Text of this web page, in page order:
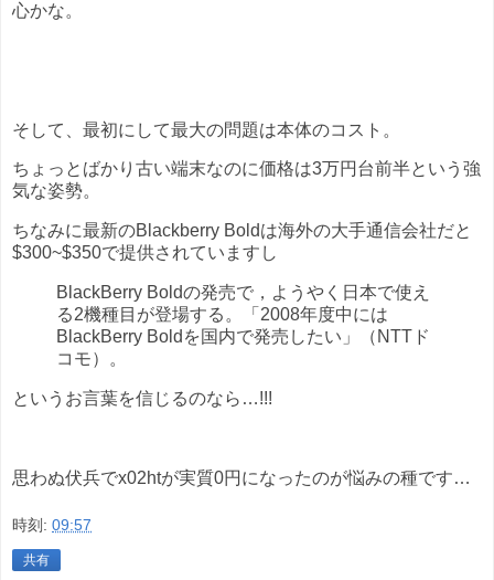
心かな。
そして、最初にして最大の問題は本体のコスト。
ちょっとばかり古い端末なのに価格は3万円台前半という強
気な姿勢。
ちなみに最新のBlackberry Boldは海外の大手通信会社だと
$300~$350で提供されていますし
BlackBerry Boldの発売で，ようやく日本で使え
る2機種目が登場する。「2008年度中には
BlackBerry Boldを国内で発売したい」（NTTド
コモ）。
というお言葉を信じるのなら…!!!
思わぬ伏兵でx02htが実質0円になったのが悩みの種です…
時刻: 09:57
共有